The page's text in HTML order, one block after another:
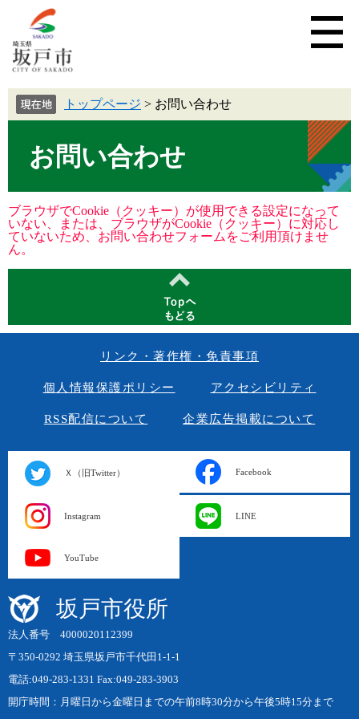
トップページ > お問い合わせ
お問い合わせ
ブラウザでCookie（クッキー）が使用できる設定になって
いない、または、ブラウザがCookie（クッキー）に対応し
ていないため、お問い合わせフォームをご利用頂けませ
ん。
リンク・著作権・免責事項
個人情報保護ポリシー アクセシビリティ
RSS配信について 企業広告掲載について
Ｘ（旧Twitter） Facebook
Instagram LINE
YouTube
坂戸市役所
法人番号 4000020112399
〒350-0292 埼玉県坂戸市千代田1-1-1
電話:049-283-1331 Fax:049-283-3903
開庁時間：月曜日から金曜日までの午前8時30分から午後5時15分まで